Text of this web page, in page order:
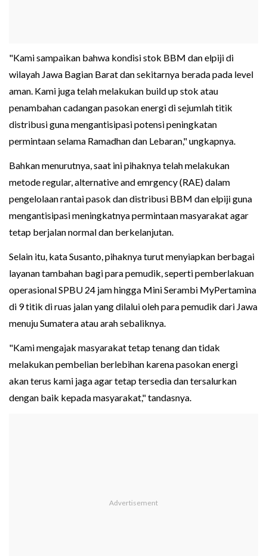
"Kami sampaikan bahwa kondisi stok BBM dan elpiji di
wilayah Jawa Bagian Barat dan sekitarnya berada pada level
aman. Kami juga telah melakukan build up stok atau
penambahan cadangan pasokan energi di sejumlah titik
distribusi guna mengantisipasi potensi peningkatan
permintaan selama Ramadhan dan Lebaran," ungkapnya.
Bahkan menurutnya, saat ini pihaknya telah melakukan
metode regular, alternative and emrgency (RAE) dalam
pengelolaan rantai pasok dan distribusi BBM dan elpiji guna
mengantisipasi meningkatnya permintaan masyarakat agar
tetap berjalan normal dan berkelanjutan.
Selain itu, kata Susanto, pihaknya turut menyiapkan berbagai
layanan tambahan bagi para pemudik, seperti pemberlakuan
operasional SPBU 24 jam hingga Mini Serambi MyPertamina
di 9 titik di ruas jalan yang dilalui oleh para pemudik dari Jawa
menuju Sumatera atau arah sebaliknya.
"Kami mengajak masyarakat tetap tenang dan tidak
melakukan pembelian berlebihan karena pasokan energi
akan terus kami jaga agar tetap tersedia dan tersalurkan
dengan baik kepada masyarakat," tandasnya.